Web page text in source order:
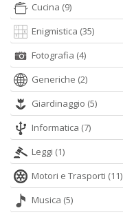
Cucina (9)
Enigmistica (35)
Fotografia (4)
Generiche (2)
Giardinaggio (5)
Informatica (7)
Leggi (1)
Motori e Trasporti (11)
Musica (5)